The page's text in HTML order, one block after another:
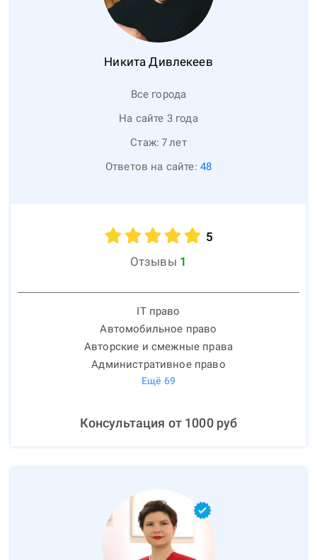
Никита Дивлекеев
Все города
На сайте 3 года
Стаж: 7лет
Ответов на сайте: 48
5
Отзывы 1
IT право
Автомобильное право
Авторские и смежные права
Административное право
Ещё 69
Консультация от 1000руб